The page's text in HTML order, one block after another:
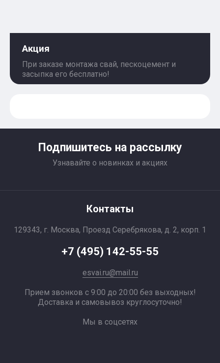
Акция
При заказе монтажа свай, пескоцемент и
засыпка его бесплатно!
Подпишитесь на рассылку
Узнавайте о новинках и акциях
Контакты
129343, г. Москва, Проезд Серебрякова, д. 2, корп. 1
+7 (495) 142-55-55
esvai.ru@mail.ru
Прием звонков с 9:00 до 20:00 без выходных!
Доставка и самовывоз круглосуточно!
Мы в соцсетях